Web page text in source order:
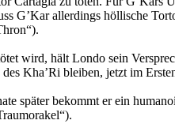
G’Kar allerdings höllische
wird, hält Londo sein
Kha’Ri bleiben, jetzt im
bekommt er ein